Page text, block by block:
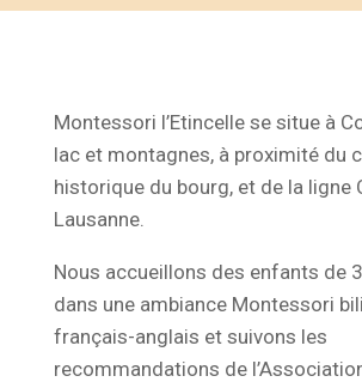
Montessori l’Etincelle se situe à
lac et montagnes, à proximité du
historique du bourg, et de la ligne
Lausanne.
Nous accueillons des enfants de
dans une ambiance Montessori
français-anglais et suivons les
recommandations de